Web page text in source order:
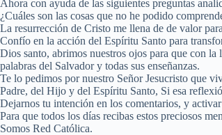
Ahora con ayuda de las siguientes preguntas
¿Cuáles son las cosas que no he podido
La resurrección de Cristo me llena de de valor
Confío en la acción del Espíritu Santo para
Dios santo, abrimos nuestros ojos para que con
palabras del Salvador y todas sus enseñanzas.
Te lo pedimos por nuestro Señor Jesucristo que
Padre, del Hijo y del Espíritu Santo, Si esa
Dejarnos tu intención en los comentarios, y
Para que todos los días recibas estos preciosos
Somos Red Católica.